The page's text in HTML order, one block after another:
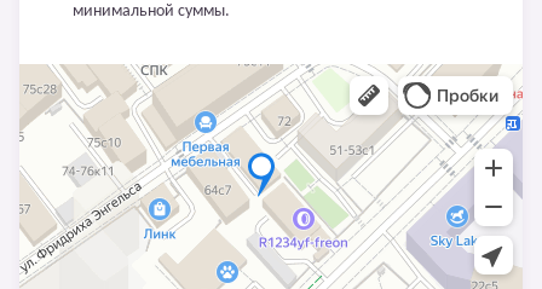
минимальной суммы.